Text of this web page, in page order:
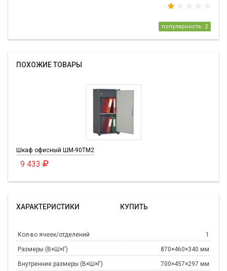
популярность: 2
ПОХОЖИЕ ТОВАРЫ
Шкаф офисный ШМ-90ТМ2
9 433
ХАРАКТЕРИСТИКИ КУПИТЬ
Кол-во ячеек/отделений 1
Размеры (В×Ш×Г) 870×460×340 мм
Внутренние размеры (В×Ш×Г) 700×457×297 мм